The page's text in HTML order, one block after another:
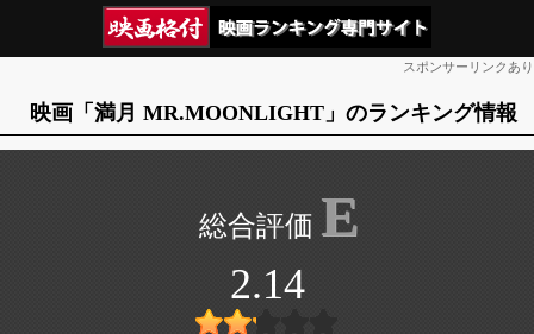
スポンサーリンクあり
映画「満月 MR.MOONLIGHT」のランキング情報
E
2.14